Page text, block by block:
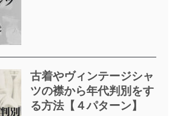
古着やヴィンテージシャ
ツの襟から年代判別をす
る方法【４パターン】